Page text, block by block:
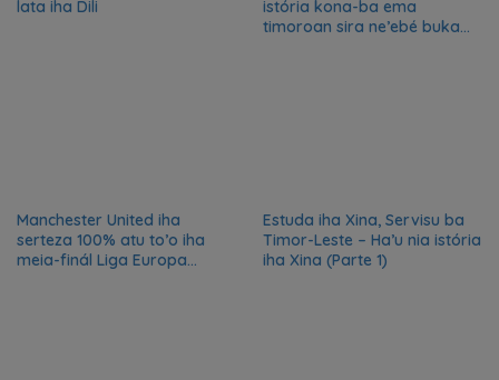
lata iha Dili
istória kona-ba ema
timoroan sira ne’ebé buka
Manchester United iha
serteza 100% atu to’o iha
meia-finál Liga Europa
Estuda iha Xina, Servisu ba
Timor-Leste – Ha’u nia istória
iha Xina (Parte 1)